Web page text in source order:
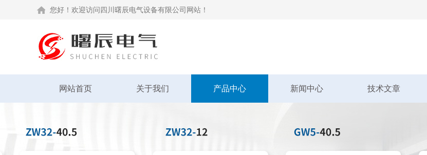
您好！欢迎访问四川曙辰电气设备有限公司网站！
网站首页 关于我们 产品中心 新闻中心 技术文章